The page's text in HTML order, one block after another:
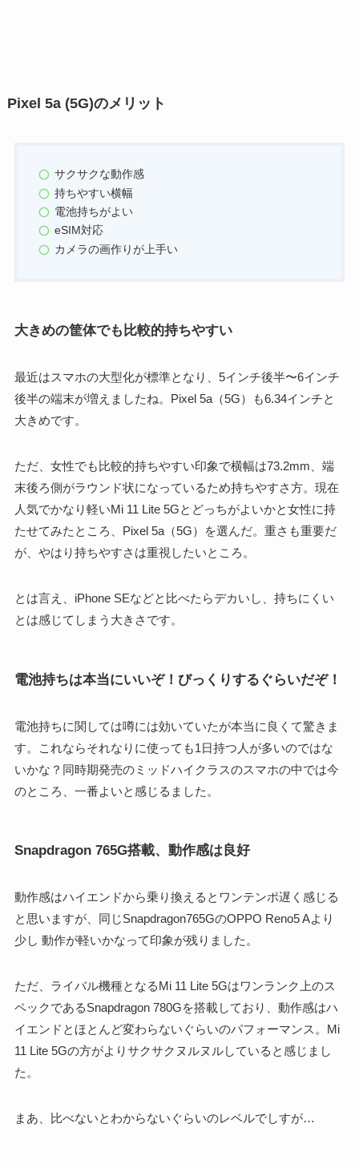
Pixel 5a (5G)のメリット
サクサクな動作感
持ちやすい横幅
電池持ちがよい
eSIM対応
カメラの画作りが上手い
大きめの筐体でも比較的持ちやすい
最近はスマホの大型化が標準となり、5インチ後半〜6インチ
後半の端末が増えましたね。 Pixel 5a（5G）も6.34インチと
大きめです。
ただ、女性でも比較的持ちやすい印象で横幅は73.2mm、端
末後ろ側がラウンド状になっているため持ちやすさ方。現在
人気でかなり軽いMi 11 Lite 5Gとどっちがよいかと女性に持
たせてみたところ、Pixel 5a（5G）を選んだ。重さも重要だ
が、やはり持ちやすさは重視したいところ。
とは言え、iPhone SEなどと比べたらデカいし、持ちにくい
とは感じてしまう大きさです。
電池持ちは本当にいいぞ！びっくりするぐらいだぞ！
電池持ちに関しては噂には効いていたが本当に良くて驚きま
す。これならそれなりに使っても1日持つ人が多いのではな
いかな？同時期発売のミッドハイクラスのスマホの中では今
のところ、一番よいと感じるました。
Snapdragon 765G搭載、動作感は良好
動作感はハイエンドから乗り換えるとワンテンポ遅く感じる
と思いますが、同じSnapdragon765GのOPPO Reno5 Aより
少し 動作が軽いかなって印象が残りました。
ただ、ライバル機種となるMi 11 Lite 5Gはワンランク上のス
ペックであるSnapdragon 780Gを搭載しており、動作感はハ
イエンドとほとんど変わらないぐらいのパフォーマンス。Mi
11 Lite 5Gの方がよりサクサクヌルヌルしていると感じまし
た。
まあ、比べないとわからないぐらいのレベルでしすが…